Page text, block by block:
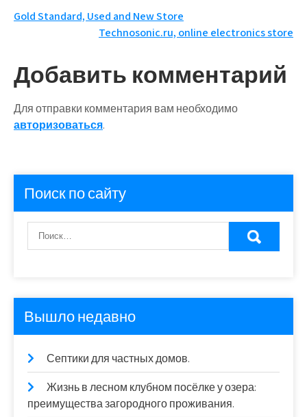
Навигация
записям
Gold Standard, Used and New Store
Technosonic.ru, online electronics store
Добавить комментарий
Для отправки комментария вам необходимо
авторизоваться.
Поиск по сайту
Вышло недавно
Септики для частных домов.
Жизнь в лесном клубном посёлке у озера:
преимущества загородного проживания.